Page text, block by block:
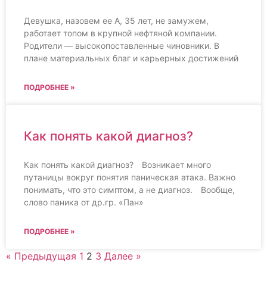
Девушка, назовем ее А, 35 лет, не замужем,
работает топом в крупной нефтяной компании.
Родители — высокопоставленные чиновники. В
плане материальных благ и карьерных достижений
ПОДРОБНЕЕ »
Как понять какой диагноз?
Как понять какой диагноз?⠀ Возникает много
путаницы вокруг понятия паническая атака. Важно
понимать, что это симптом, а не диагноз.⠀ Вообще,
слово паника от др.гр. «Пан»
ПОДРОБНЕЕ »
« Предыдущая 1 2 3 Далее »